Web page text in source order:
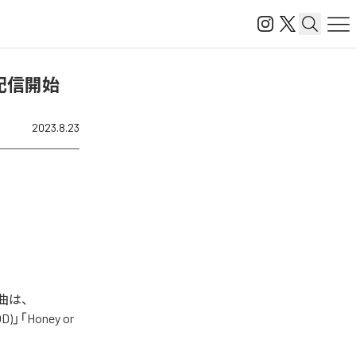
信開始
2023.8.23
は、
」「Honey or